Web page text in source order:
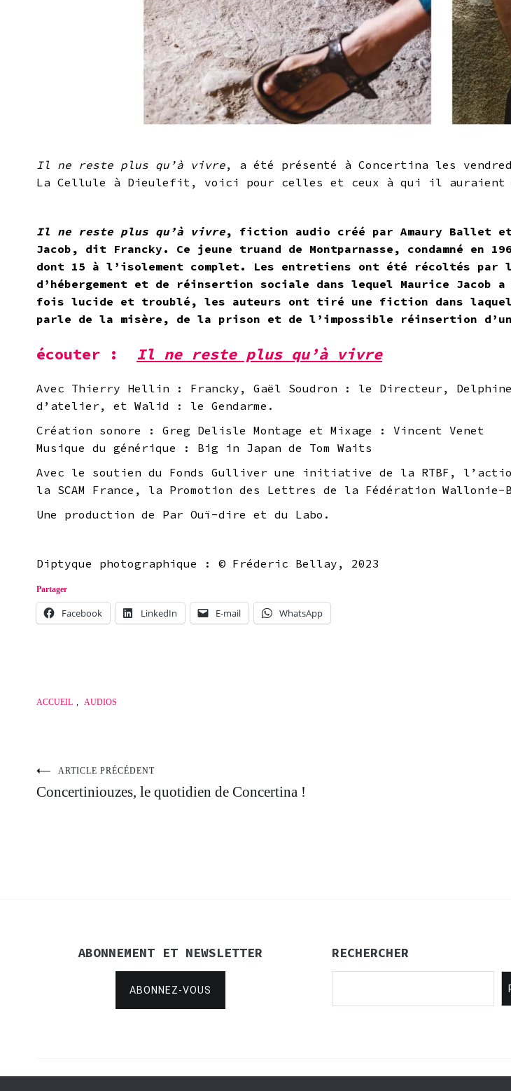
Il ne reste plus qu’à vivre, a été présenté à Concertina les
La Cellule à Dieulefit, voici pour celles et ceux à qui il auraient
Il ne reste plus qu’à vivre, fiction audio créé par Amaury Ballet
Jacob, dit Francky. Ce jeune truand de Montparnasse, condamné en
dont 15 à l’isolement complet. Les entretiens ont été récoltés par
d’hébergement et de réinsertion sociale dans lequel Maurice Jacob
fois lucide et troublé, les auteurs ont tiré une fiction dans
parle de la misère, de la prison et de l’impossible réinsertion d’un
écouter : Il ne reste plus qu’à vivre
Avec Thierry Hellin : Francky, Gaël Soudron : le Directeur,
d’atelier, et Walid : le Gendarme.
Création sonore : Greg Delisle Montage et Mixage : Vincent Venet
Musique du générique : Big in Japan de Tom Waits
Avec le soutien du Fonds Gulliver une initiative de la RTBF, l’action
la SCAM France, la Promotion des Lettres de la Fédération
Une production de Par Ouï-dire et du Labo.
Diptyque photographique : © Fréderic Bellay, 2023
Partager
Facebook LinkedIn E-mail WhatsApp
ACCUEIL AUDIOS
Navigation
ARTICLE PRÉCÉDENT
Concertiniouzes, le quotidien de Concertina !
ABONNEMENT ET NEWSLETTER
ABONNEZ-VOUS
RECHERCHER